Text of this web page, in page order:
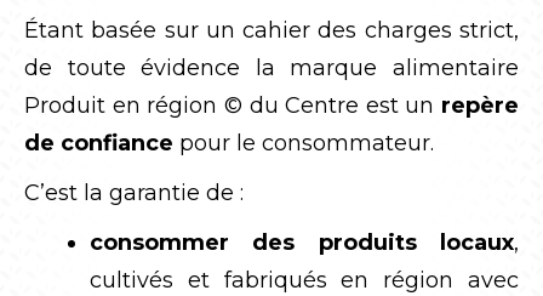
Étant basée sur un cahier des charges strict,
de toute évidence la marque alimentaire
Produit en région © du Centre est un repère
de confiance pour le consommateur.
C’est la garantie de :
consommer des produits locaux,
cultivés et fabriqués en région avec